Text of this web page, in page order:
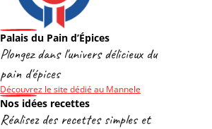
Palais du Pain d’Épices
Plongez dans l'univers délicieux du
pain d'épices
Découvrez le site dédié au Mannele
Nos idées recettes
Réalisez des recettes simples et